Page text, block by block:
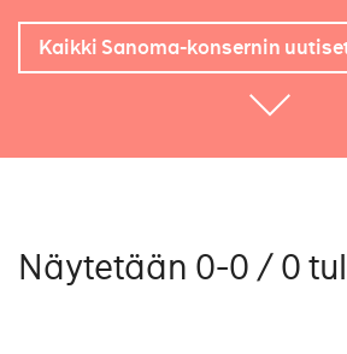
Kaikki Sanoma-konsernin
Näytetään 0-0 / 0